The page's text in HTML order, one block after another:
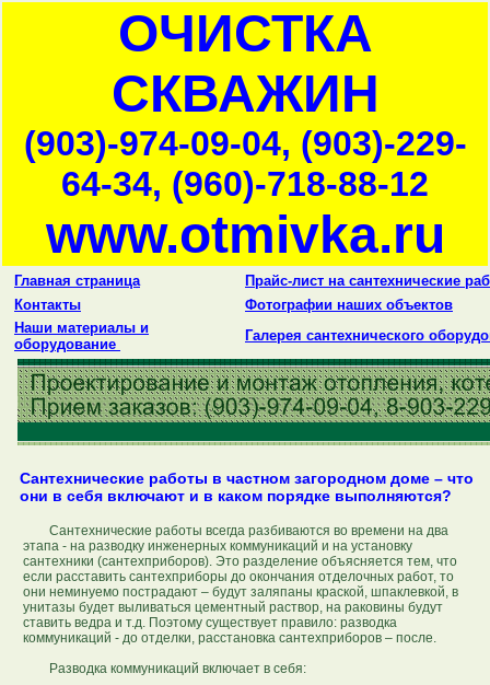
ОЧИСТКА
СКВАЖИН
(903)-974-09-04, (903)-229-
64-34, (960)-718-88-12
www.otmivka.ru
Главная страница
Прайс-лист на сантехнические
Контакты
Фотографии наших объектов
Наши материалы и
оборудование
Галерея сантехнического
Сантехнические работы в частном загородном доме – что
они в себя включают и в каком порядке выполняются?
Сантехнические работы всегда разбиваются во времени на два
этапа - на разводку инженерных коммуникаций и на установку
сантехники (сантехприборов). Это разделение объясняется тем, что
если расставить сантехприборы до окончания отделочных работ, то
они неминуемо пострадают – будут заляпаны краской, шпаклевкой, в
унитазы будет выливаться цементный раствор, на раковины будут
ставить ведра и т.д. Поэтому существует правило: разводка
коммуникаций - до отделки, расстановка сантехприборов – после.
Разводка коммуникаций включает в себя: